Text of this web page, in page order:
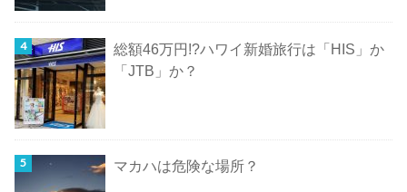
総額46万円!?ハワイ新婚旅行は「HIS」か
「JTB」か？
マカハは危険な場所？